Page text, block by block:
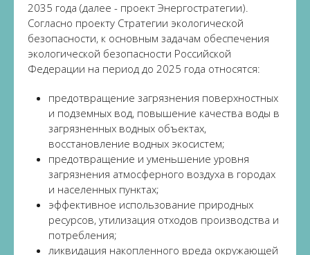
2035 года (далее - проект Энергостратегии).
Согласно проекту Стратегии экологической
безопасности, к основным задачам обеспечения
экологической безопасности Российской
Федерации на период до 2025 года относятся:
предотвращение загрязнения поверхностных
и подземных вод, повышение качества воды в
загрязненных водных объектах,
восстановление водных экосистем;
предотвращение и уменьшение уровня
загрязнения атмосферного воздуха в городах
и населенных пунктах;
эффективное использование природных
ресурсов, утилизация отходов производства и
потребления;
ликвидация накопленного вреда окружающей